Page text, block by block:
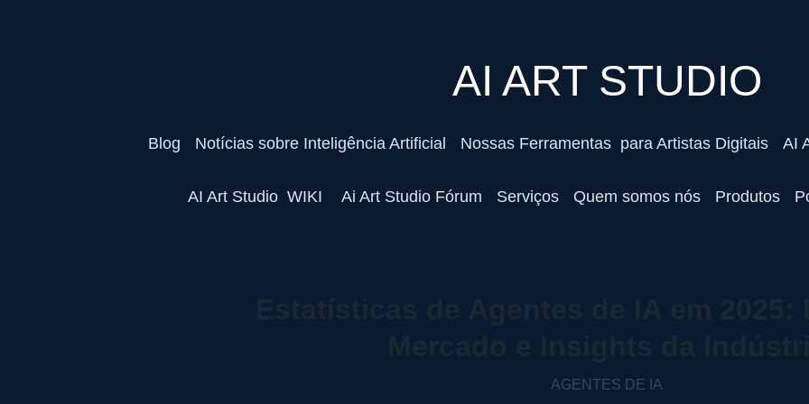
AI ART STUDIO
Blog Notícias sobre Inteligência Artificial Nossas Ferramentas  para Artistas Digitais AI
AI Art Studio  WIKI Ai Art Studio Fórum Serviços Quem somos nós Produtos
AGENTES DE IA